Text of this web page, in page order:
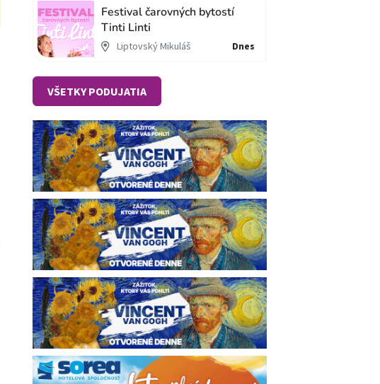
Festival čarovných bytostí
Tinti Linti
Liptovský Mikuláš Dnes
VŠETKY PODUJATIA